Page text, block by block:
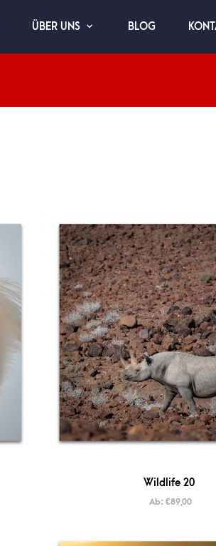
ÜBER UNS BLOG
Wildlife 20
Ab:€89,00